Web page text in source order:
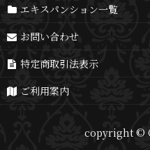
エキスパンション一覧
お問い合わせ
特定商取引法表示
ご利用案内
copyright ©